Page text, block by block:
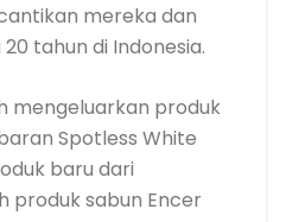
mereka dan
tahun di Indonesia.
mengeluarkan produk
Spotless White
baru dari
produk sabun Encer